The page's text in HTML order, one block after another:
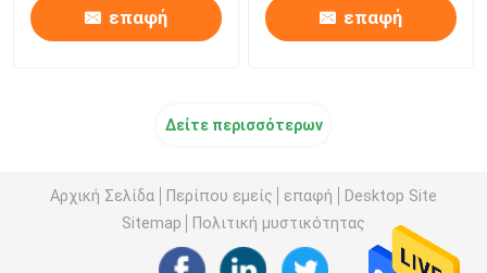
επαφή επαφή
Δείτε περισσότερων
Αρχική Σελίδα Περίπου εμείς επαφή
Desktop Site
Sitemap
Πολιτική μυστικότητας